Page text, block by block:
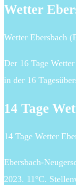
Wetter
Wetter Ebersbach
Der 16 Tage
in der 16
14 Tage
14 Tage Wetter
Ebersbach-
2023. 11°C.